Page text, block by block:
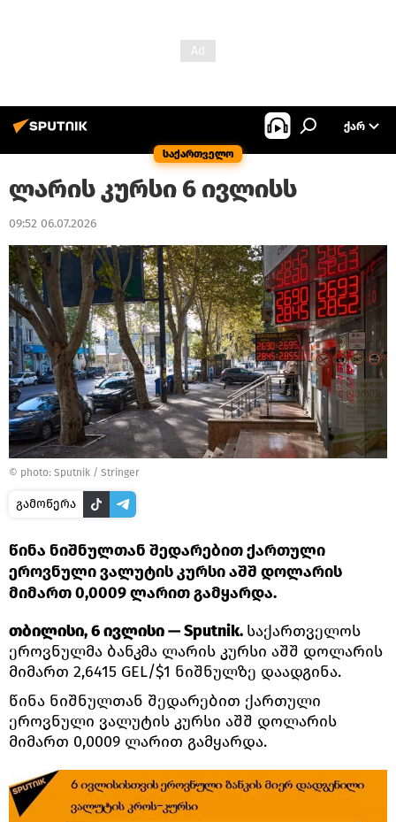
საქართველო
ᲥᲐᲠ
ლარის კურსი 6 ივლისს
09:52 06.07.2026
© photo: Sputnik / Stringer
გამოწერა
წინა ნიშნულთან შედარებით ქართული
ეროვნული ვალუტის კურსი აშშ დოლარის
მიმართ 0,0009 ლარით გამყარდა.
თბილისი, 6 ივლისი — Sputnik. საქართველოს
ეროვნულმა ბანკმა ლარის კურსი აშშ დოლარის
მიმართ 2,6415 GEL/$1 ნიშნულზე დაადგინა.
წინა ნიშნულთან შედარებით ქართული
ეროვნული ვალუტის კურსი აშშ დოლარის
მიმართ 0,0009 ლარით გამყარდა.